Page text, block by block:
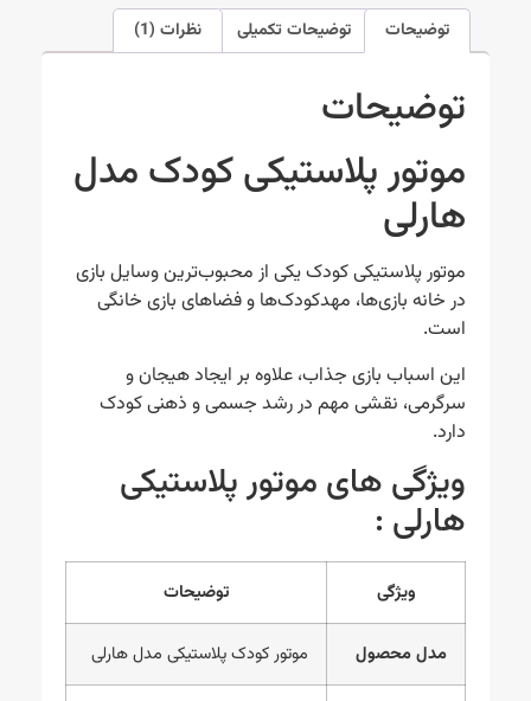
توضیحات توضیحات تکمیلی نظرات (1)
توضیحات
موتور پلاستیکی کودک مدل
هارلی
موتور پلاستیکی کودک یکی از محبوب‌ترین وسایل بازی
در خانه بازی‌ها، مهدکودک‌ها و فضاهای بازی خانگی
این اسباب بازی جذاب، علاوه بر ایجاد هیجان و
سرگرمی، نقشی مهم در رشد جسمی و ذهنی کودک
ویژگی های موتور پلاستیکی
هارلی :
توضیحات
مدل محصول موتور کودک پلاستیکی مدل هارلی